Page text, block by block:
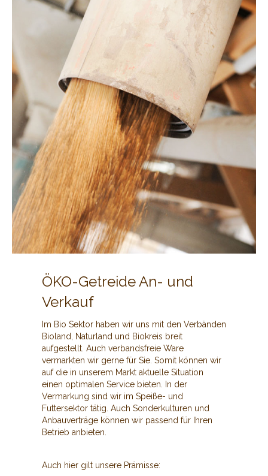
ÖKO-Getreide An- und
Verkauf
Im Bio Sektor haben wir uns mit den Verbänden
Bioland, Naturland und Biokreis breit
aufgestellt. Auch verbandsfreie Ware
vermarkten wir gerne für Sie. Somit können wir
auf die in unserem Markt aktuelle Situation
einen optimalen Service bieten. In der
Vermarkung sind wir im Speiße- und
Futtersektor tätig. Auch Sonderkulturen und
Anbauverträge können wir passend für Ihren
Betrieb anbieten.
Auch hier gilt unsere Prämisse: